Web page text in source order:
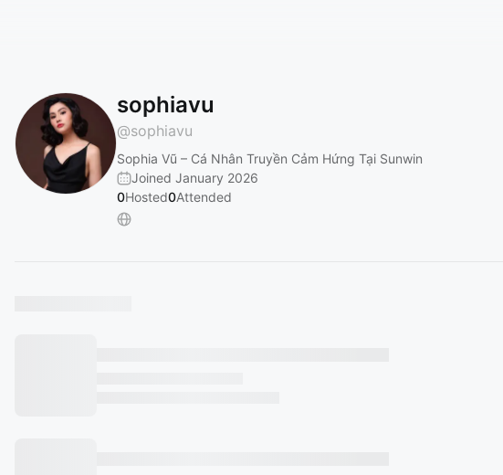
sophiavu
@sophiavu
Sophia Vũ – Cá Nhân Truyền Cảm Hứng Tại Sunwin
Joined January 2026
0Hosted0Attended